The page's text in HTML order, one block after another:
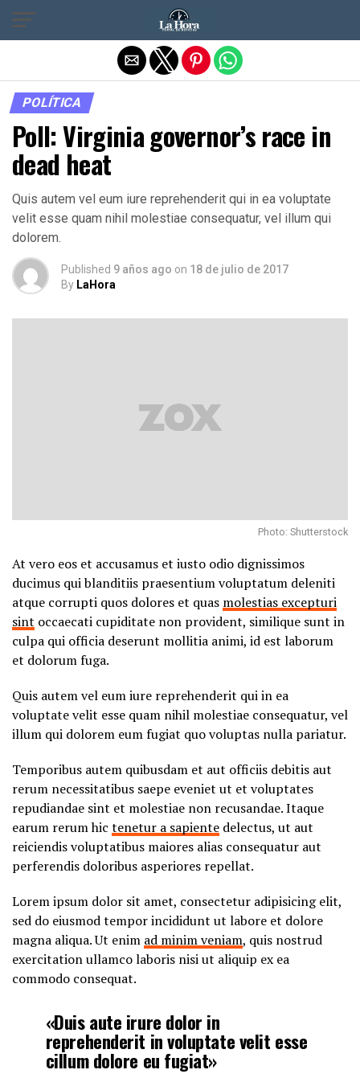
POLÍTICA
Poll: Virginia governor’s race in
dead heat
Quis autem vel eum iure reprehenderit qui in ea voluptate
velit esse quam nihil molestiae consequatur, vel illum qui
dolorem.
Published 9 años ago on 18 de julio de 2017
By LaHora
Photo: Shutterstock
At vero eos et accusamus et iusto odio dignissimos
ducimus qui blanditiis praesentium voluptatum deleniti
atque corrupti quos dolores et quas molestias excepturi
sint occaecati cupiditate non provident, similique sunt in
culpa qui officia deserunt mollitia animi, id est laborum
et dolorum fuga.
Quis autem vel eum iure reprehenderit qui in ea
voluptate velit esse quam nihil molestiae consequatur, vel
illum qui dolorem eum fugiat quo voluptas nulla pariatur.
Temporibus autem quibusdam et aut officiis debitis aut
rerum necessitatibus saepe eveniet ut et voluptates
repudiandae sint et molestiae non recusandae. Itaque
earum rerum hic tenetur a sapiente delectus, ut aut
reiciendis voluptatibus maiores alias consequatur aut
perferendis doloribus asperiores repellat.
Lorem ipsum dolor sit amet, consectetur adipisicing elit,
sed do eiusmod tempor incididunt ut labore et dolore
magna aliqua. Ut enim ad minim veniam, quis nostrud
exercitation ullamco laboris nisi ut aliquip ex ea
commodo consequat.
«Duis aute irure dolor in
reprehenderit in voluptate velit esse
cillum dolore eu fugiat»
Salir de la versión móvil